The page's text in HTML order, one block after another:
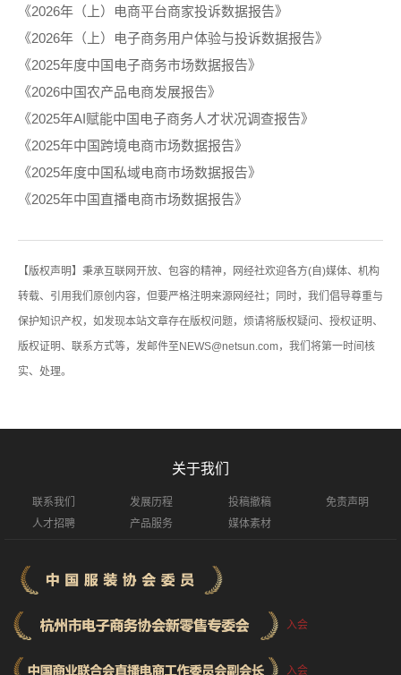
《2026年（上）电商平台商家投诉数据报告》
《2026年（上）电子商务用户体验与投诉数据报告》
《2025年度中国电子商务市场数据报告》
《2026中国农产品电商发展报告》
《2025年AI赋能中国电子商务人才状况调查报告》
《2025年中国跨境电商市场数据报告》
《2025年度中国私域电商市场数据报告》
《2025年中国直播电商市场数据报告》
【版权声明】秉承互联网开放、包容的精神，网经社欢迎各方(自)媒体、机构
转载、引用我们原创内容，但要严格注明来源网经社；同时，我们倡导尊重与
保护知识产权，如发现本站文章存在版权问题，烦请将版权疑问、授权证明、
版权证明、联系方式等，发邮件至NEWS@netsun.com，我们将第一时间核
实、处理。
关于我们
联系我们 发展历程 投稿撤稿
免责声明
人才招聘
产品服务 媒体素材
入会
入会